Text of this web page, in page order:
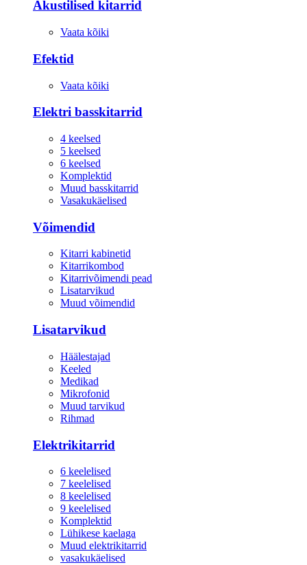
Akustilised kitarrid
Vaata kõiki
Efektid
Vaata kõiki
Elektri basskitarrid
4 keelsed
5 keelsed
6 keelsed
Komplektid
Muud basskitarrid
Vasakukäelised
Võimendid
Kitarri kabinetid
Kitarrikombod
Kitarrivõimendi pead
Lisatarvikud
Muud võimendid
Lisatarvikud
Häälestajad
Keeled
Medikad
Mikrofonid
Muud tarvikud
Rihmad
Elektrikitarrid
6 keelelised
7 keelelised
8 keelelised
9 keelelised
Komplektid
Lühikese kaelaga
Muud elektrikitarrid
vasakukäelised